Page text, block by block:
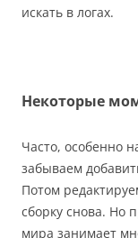
искать в логах.
Некоторые
Часто, особенно
забываем
Потом
сборку снова. Но
мира занимает